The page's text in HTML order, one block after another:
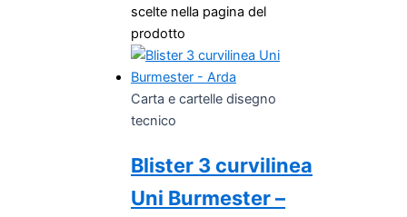
scelte nella pagina del
prodotto
Carta e cartelle disegno
tecnico
Blister 3 curvilinea
Uni Burmester –